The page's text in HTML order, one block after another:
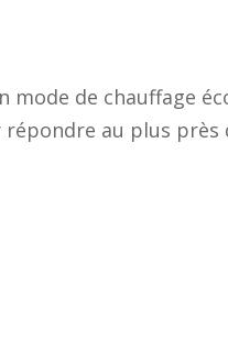
mode de chauffage
au plus près